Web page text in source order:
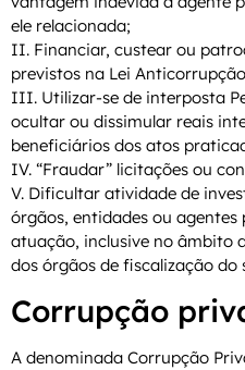
ele relacionada;
II. Financiar, custear ou
previstos na Lei
III. Utilizar-se de interposta
ocultar ou dissimular reais
beneficiários dos atos
IV. “Fraudar” licitações ou
V. Dificultar atividade de
órgãos, entidades ou
atuação, inclusive no âmbito
dos órgãos de fiscalização
Corrupção
A denominada Corrupção